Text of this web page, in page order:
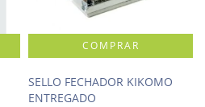
SELLO FECHADOR KIKOMO
ENTREGADO